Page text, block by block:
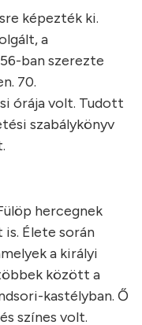
képezték ki.
a
ban szerezte
70.
órája volt. Tudott
szabálykönyv
hercegnek
Élete során
a királyi
között a
kastélyban. Ő
színes volt.